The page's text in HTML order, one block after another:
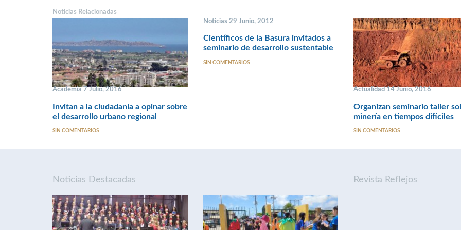
Noticias Relacionadas
Academia 7 Julio, 2016
Invitan a la ciudadanía a opinar sobre
el desarrollo urbano regional
SIN COMENTARIOS
Noticias 29 Junio, 2012
Científicos de la Basura invitados a
seminario de desarrollo sustentable
SIN COMENTARIOS
Actualidad 14 Junio, 2016
Organizan seminario taller
minería en tiempos difíciles
SIN COMENTARIOS
Noticias Destacadas Revista Reflejos